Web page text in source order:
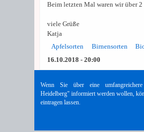
Beim letzten Mal waren wir über 2
viele Grüße
Katja
Apfelsorten
Birnensorten
16.10.2018 - 20:00
Wenn Sie über eine
Heidelberg" informiert werden wollen,
eintragen lassen.